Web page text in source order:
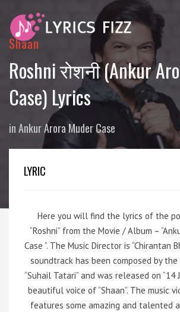
Shaan
Roshni रोशनी (Ankur
Case) Lyrics
inAnkur Arora Muder Case
LYRIC
Here you will find the lyrics of the
“Roshni” from the Movie / Album –
Case “. The Music Director is “Chirantan
soundtrack has been composed by
“Suhail Tatari” and was released on “14
beautiful voice of “Shaan”. The music
features some amazing and talented